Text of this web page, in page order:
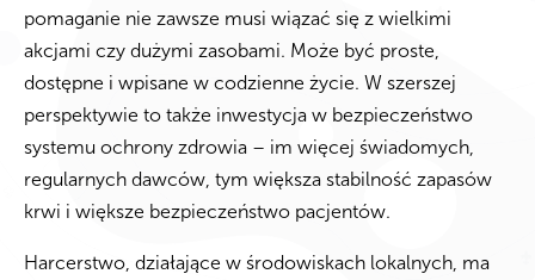
pomaganie nie zawsze musi wiązać się z wielkimi
akcjami czy dużymi zasobami. Może być proste,
dostępne i wpisane w codzienne życie. W szerszej
perspektywie to także inwestycja w bezpieczeństwo
systemu ochrony zdrowia – im więcej świadomych,
regularnych dawców, tym większa stabilność zapasów
krwi i większe bezpieczeństwo pacjentów.
Harcerstwo, działające w środowiskach lokalnych, ma